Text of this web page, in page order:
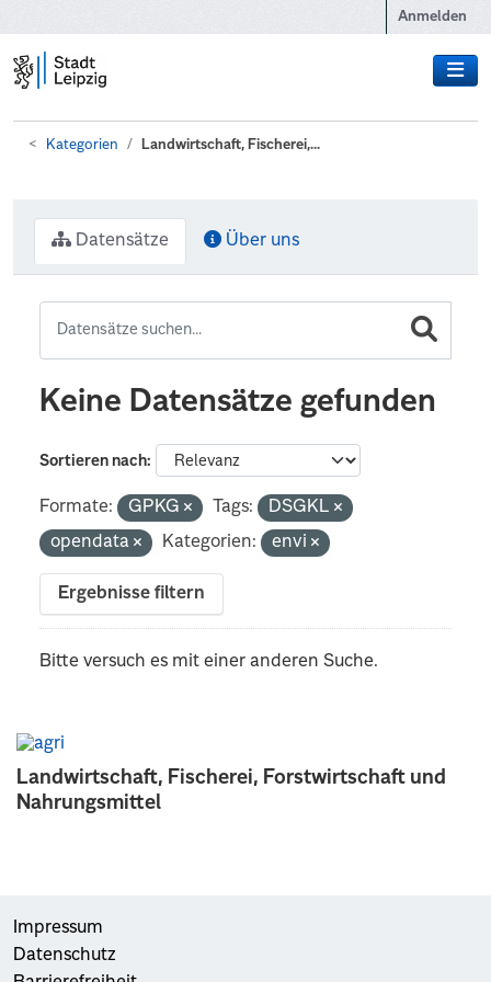
Anmelden
Kategorien Landwirtschaft, Fischerei,...
Landwirtschaft, Fischerei, Forstwirtschaft und
Nahrungsmittel
Datensätze Über uns
Keine Datensätze gefunden
Sortieren nach
Formate: GPKG Tags:
DSGKL
opendata
Kategorien: envi
Ergebnisse filtern
Bitte versuch es mit einer anderen Suche.
Impressum
Datenschutz